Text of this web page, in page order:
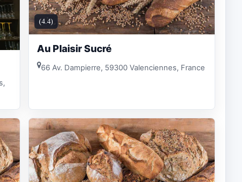
(4.4)
Au Plaisir Sucré
66 Av. Dampierre, 59300 Valenciennes, France